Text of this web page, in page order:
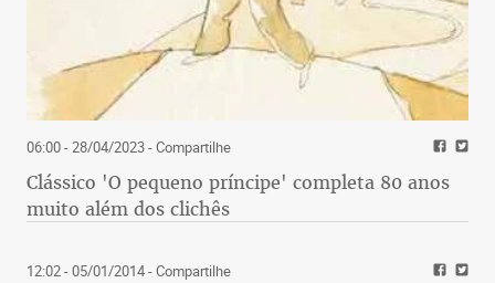
06:00 - 28/04/2023- Compartilhe
Clássico 'O pequeno príncipe' completa 80 anos
muito além dos clichês
12:02 - 05/01/2014- Compartilhe